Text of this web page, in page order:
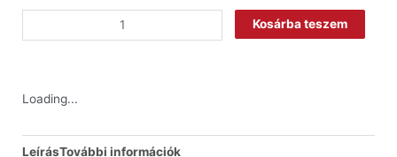
Kosárba teszem
Loading...
LeírásTovábbi információk